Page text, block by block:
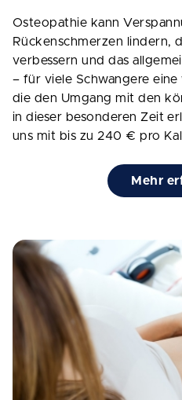
Osteopathie kann
Rückenschmerzen lindern,
verbessern und das
– für viele Schwangere
die den Umgang mit den
in dieser besonderen Zeit
uns mit bis zu 240 € pro
Mehr